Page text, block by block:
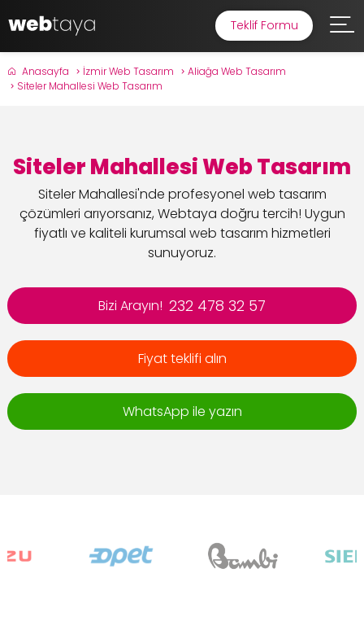
Teklif Formu
Anasayfa İzmir Web Tasarım
Aliağa Web Tasarım
Siteler Mahallesi Web Tasarım
Siteler Mahallesi Web Tasarım
Siteler Mahallesi'nde profesyonel web tasarım
çözümleri arıyorsanız, Webtaya doğru tercih! Uygun
fiyatlı ve kaliteli kurumsal web tasarım hizmetleri
sunuyoruz.
Bizi Arayın! 232 478 32 57
Fiyat teklifi alın
WhatsApp ile yazın